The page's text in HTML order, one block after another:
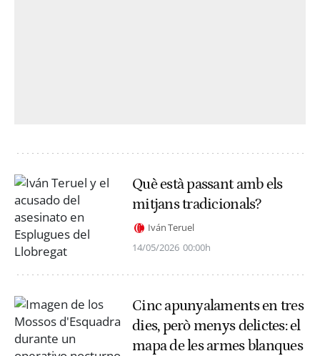
Què està passant amb els
mitjans tradicionals?
Iván Teruel
14/05/2026 00:00h
Cinc apunyalaments en tres
dies, però menys delictes: el
mapa de les armes blanques